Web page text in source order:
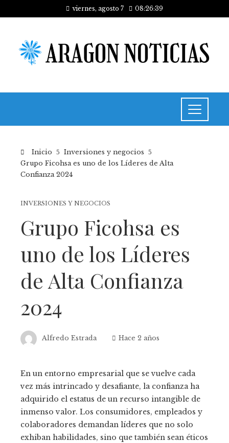
viernes, agosto 7 08:26:39
Inicio
Inversiones y negocios
Grupo Ficohsa es uno de los Líderes de Alta
Confianza 2024
INVERSIONES Y NEGOCIOS
Grupo Ficohsa es
uno de los Líderes
de Alta Confianza
2024
Alfredo Estrada Hace 2 años
En un entorno empresarial que se vuelve cada
vez más intrincado y desafiante, la confianza ha
adquirido el estatus de un recurso intangible de
inmenso valor. Los consumidores, empleados y
colaboradores demandan líderes que no solo
exhiban habilidades, sino que también sean éticos